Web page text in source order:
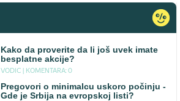
Kako da proverite da li još uvek imate
besplatne akcije?
VODIC | KOMENTARA: 0
Pregovori o minimalcu uskoro počinju -
Gde je Srbija na evropskoj listi?